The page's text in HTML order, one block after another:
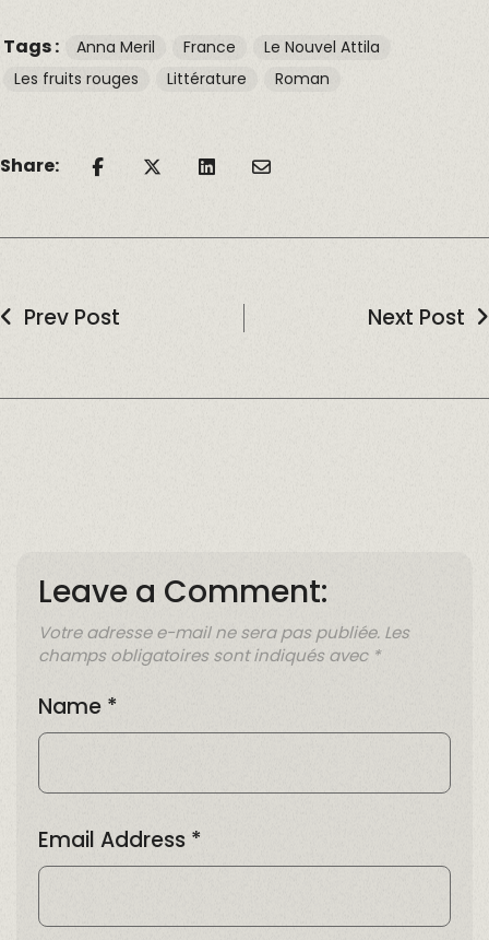
Tags : Anna Meril France
Le Nouvel Attila
Les fruits rouges
Littérature Roman
Share:
Prev Post Next Post
Leave a Comment:
Votre adresse e-mail ne sera pas publiée. Les
champs obligatoires sont indiqués avec *
Name *
Email Address *